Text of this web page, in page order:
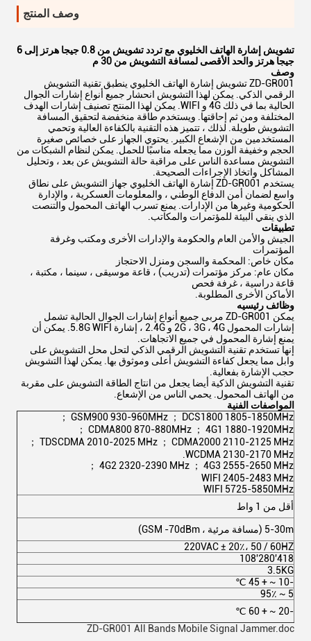
وصف المنتج
تشويش إشارة الهاتف الخليوي مع تردد تشويش من 0.8 جيجا هرتز إلى 6
جيجا هرتز والحد الأقصى لمسافة التشويش من 30 م
وصف
ZD-GR001 تشويش إشارة الهاتف الخليوي ينطبق تقنية التشويش
الرقمي الذكي. يمكن لهذا التشويش انحشار جميع أنواع إشارات الجوال
الحالية بما في ذلك 4G و WIFI. يمكن لهذا المنتج تصنيف إشارات الهدف
المختلفة ومن ثم إحاقتها. ويستخدم طاقة منخفضة لتحقيق المسافة
التشويش طويلة. لذلك ، تتميز هذه التقنية بالكفاءة العالية وتحمي
المستخدمين من الإشعاع الكبير. يحتوي الجهاز على خصائص صغيرة
الحجم وخفيفة الوزن مما يجعله مناسبًا للحمل. يمكن لنظام الشبكات من
التشويش مساعدة الناس على مراقبة حالة التشويش عن بعد ، وتحليل
المشاكل واتخاذ الإجراءات الصحيحة.
يستخدم ZD-GR001 إشارة الهاتف الخليوي جهاز التشويش على نطاق
واسع لضمان أمن الدفاع الوطني ، والمعلومات العسكرية ، والإدارة
الحكومية وغيرها من الإدارات. يمنع تسرب الهاتف المحمول والتنصت
الذي ينقي البيئة للمؤتمرات والمكاتب.
تطبيقات
الجيش والأمن العام والحكومة والإدارات الأخرى ومكتب وغرفة
المؤتمرات
مكان خاص: المحكمة والسجن ومنزل الاحتجاز
مكان عام: مركز مؤتمرات (تدريب) ، قاعة موسيقى ، سينما ، مكتبة ،
قاعة دراسية ، غرفة فحص
الأماكن الأخرى المطلوبة.
وظائف رئيسيه
يمكن ZD-GR001 مربى جميع أنواع إشارات الجوال الحالية تشمل
إشارات المحمول 2G ، 3G ، 4G و 2.4G ، إشارة 5.8G WIFI. يمكن أن
يمنع إشارة المحمول في جميع الاتجاهات.
إنها تستخدم تقنية التشويش الرقمي الذكي لتحل محل التشويش على
وابل مما يجعل كفاءة التشويش أعلى وموثوق بها. يمكن لهذا التشويش
حجب الإشارة بفعالية.
تقنية التشويش الذكية أيضا يجعل من انتاج الطاقة التشويش على مقربة
من الهاتف المحمول. يحمي الناس من الإشعاع.
المواصفات الفنية
GSM900 930-960MHz ； DCS1800 1805-1850MHz ；
CDMA800 870-880MHz ； 4G1 1880-1920MHz ；
TDSCDMA 2010-2025 MHz ； CDMA2000 2110-2125 MHz ；
WCDMA 2130-2170 MHz.
4G2 2320-2390 MHz ； 4G3 2555-2650 MHz ；
WIFI 2405-2483 MHz
WIFI 5725-5850MHz
أقل من 1 واط
5-30m (مسافة مرئية ، GSM -70dBm)
220VAC ± 20٪، 50 / 60HZ
418'280'108
3.5KG
-10 ~ + 45 ℃
5 ~ 95٪
-20 ~ + 60 ℃
ZD-GR001 All Bands Mobile Signal Jammer.doc